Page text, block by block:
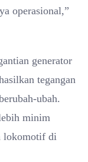
operasional,”
generator
tegangan
ubah.
minim
lokomotif di